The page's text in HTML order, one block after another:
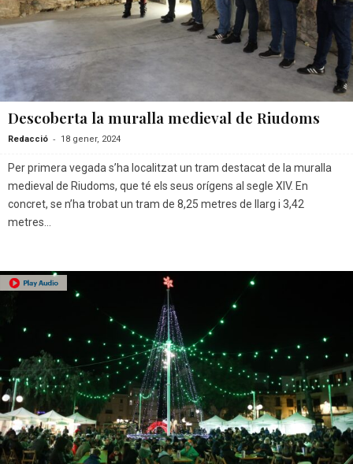
Descoberta la muralla medieval de Riudoms
Redacció - 18 gener, 2024
Per primera vegada s’ha localitzat un tram destacat de la muralla
medieval de Riudoms, que té els seus orígens al segle XIV. En
concret, se n’ha trobat un tram de 8,25 metres de llarg i 3,42
metres...